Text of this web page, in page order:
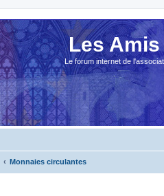
Les
Le forum internet de
Monnaies circulantes